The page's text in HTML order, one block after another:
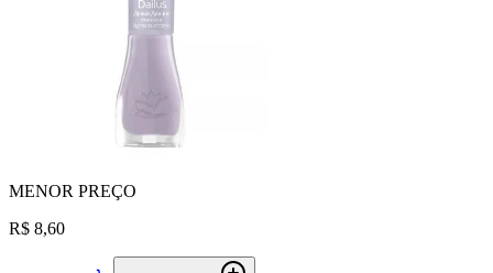
MENOR PREÇO
R$ 8,60